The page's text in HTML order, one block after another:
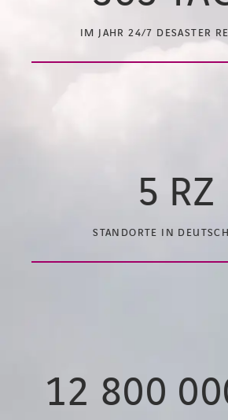
IM JAHR 24/7 DESASTER
5 RZ
STANDORTE IN
12 800